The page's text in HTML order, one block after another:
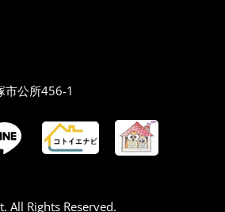
市公所456-1
All Rights Reserved.